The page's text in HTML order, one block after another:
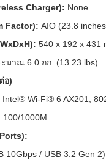
Charger): None
Factor): AIO (23.8
540 x 192 x 431
มาณ 6.0 กก. (13.23 lbs)
อ)
Intel® Wi-Fi® 6 AX201,
100/1000M
10Gbps / USB 3.2 Gen 2)